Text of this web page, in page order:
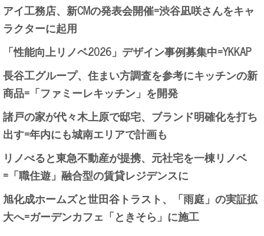
アイ工務店、新CMの発表会開催=渋谷凪咲さんをキャ
ラクターに起用
「性能向上リノベ2026」デザイン事例募集中=YKKAP
長谷工グループ、住まい方調査を参考にキッチンの新
商品=「ファミーレキッチン」を開発
諸戸の家が代々木上原で邸宅、ブランド明確化を打ち
出す=年内にも城南エリアで計画も
リノべると東急不動産が提携、元社宅を一棟リノベ
=「職住遊」融合型の賃貸レジデンスに
旭化成ホームズと世田谷トラスト、「雨庭」の実証拡
大へ=ガーデンカフェ「ときそら」に施工